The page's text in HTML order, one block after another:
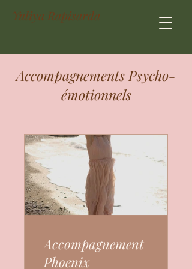
Yuliya Rapisarda
Accompagnements Psycho-
émotionnels
Accompagnement
Phoenix